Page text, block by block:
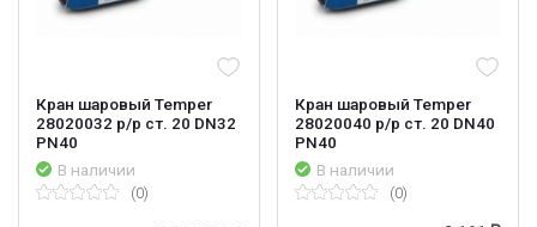
Кран шаровый Temper
28020032 р/р ст. 20 DN32
PN40
В наличии
(0)
Кран шаровый Temper
28020040 р/р ст. 20 DN40
PN40
В наличии
(0)